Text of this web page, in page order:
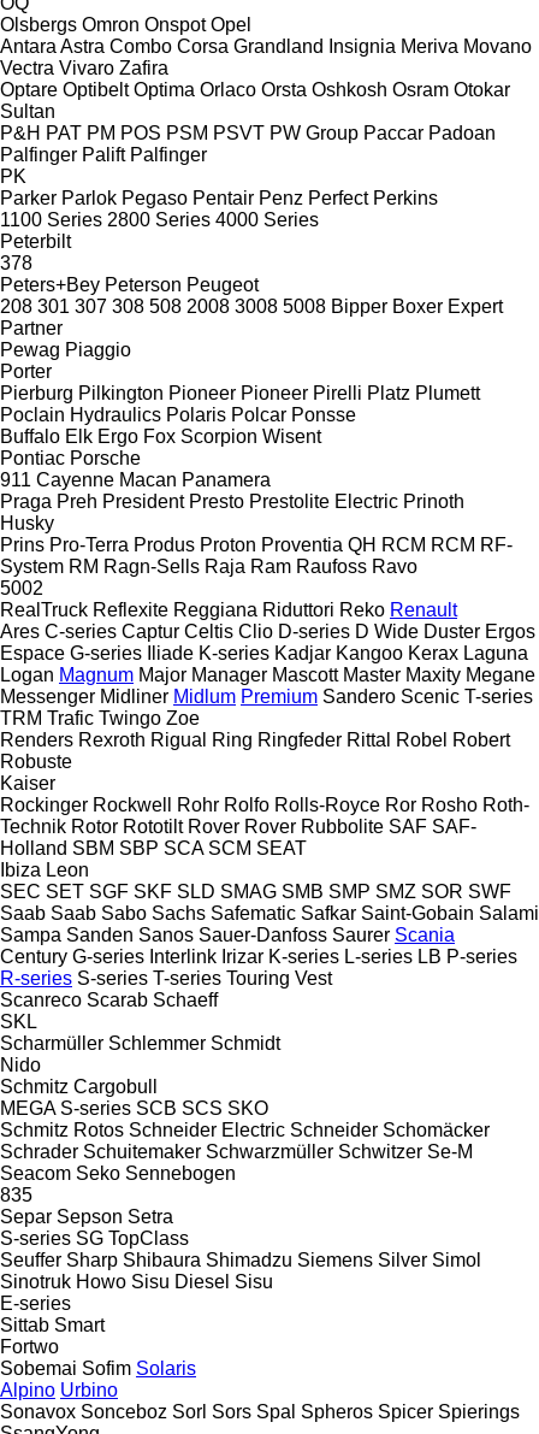
Olsbergs Omron Onspot Opel
Antara Astra Combo Corsa Grandland Insignia Meriva Movano
Vectra Vivaro Zafira
Optare Optibelt Optima Orlaco Orsta Oshkosh Osram Otokar
Sultan
P&H PAT PM POS PSM PSVT PW Group Paccar Padoan
Palfinger Palift Palfinger
PK
Parker Parlok Pegaso Pentair Penz Perfect Perkins
1100 Series 2800 Series 4000 Series
Peterbilt
378
Peters+Bey Peterson Peugeot
208 301 307 308 508 2008 3008 5008 Bipper Boxer Expert
Partner
Pewag Piaggio
Porter
Pierburg Pilkington Pioneer Pioneer Pirelli Platz Plumett
Poclain Hydraulics Polaris Polcar Ponsse
Buffalo Elk Ergo Fox Scorpion Wisent
Pontiac Porsche
911 Cayenne Macan Panamera
Praga Preh President Presto Prestolite Electric Prinoth
Husky
Prins Pro-Terra Produs Proton Proventia QH RCM RCM RF-
System RM Ragn-Sells Raja Ram Raufoss Ravo
5002
RealTruck Reflexite Reggiana Riduttori Reko Renault
Ares C-series Captur Celtis Clio D-series D Wide Duster Ergos
Espace G-series Iliade K-series Kadjar Kangoo Kerax Laguna
Logan Magnum Major Manager Mascott Master Maxity Megane
Messenger Midliner Midlum Premium Sandero Scenic T-series
TRM Trafic Twingo Zoe
Renders Rexroth Rigual Ring Ringfeder Rittal Robel Robert
Robuste
Kaiser
Rockinger Rockwell Rohr Rolfo Rolls-Royce Ror Rosho Roth-
Technik Rotor Rototilt Rover Rover Rubbolite SAF SAF-
Holland SBM SBP SCA SCM SEAT
Ibiza Leon
SEC SET SGF SKF SLD SMAG SMB SMP SMZ SOR SWF
Saab Saab Sabo Sachs Safematic Safkar Saint-Gobain Salami
Sampa Sanden Sanos Sauer-Danfoss Saurer Scania
Century G-series Interlink Irizar K-series L-series LB P-series
R-series S-series T-series Touring Vest
Scanreco Scarab Schaeff
SKL
Scharmüller Schlemmer Schmidt
Nido
Schmitz Cargobull
MEGA S-series SCB SCS SKO
Schmitz Rotos Schneider Electric Schneider Schomäcker
Schrader Schuitemaker Schwarzmüller Schwitzer Se-M
Seacom Seko Sennebogen
835
Separ Sepson Setra
S-series SG TopClass
Seuffer Sharp Shibaura Shimadzu Siemens Silver Simol
Sinotruk Howo Sisu Diesel Sisu
E-series
Sittab Smart
Fortwo
Sobemai Sofim Solaris
Alpino Urbino
Sonavox Sonceboz Sorl Sors Spal Spheros Spicer Spierings